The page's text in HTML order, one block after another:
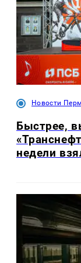
Новости
Быстрее,
недели